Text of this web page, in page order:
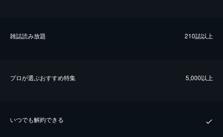
雑誌読み放題 210誌以上
プロが選ぶおすすめ特集 5,000以上
いつでも解約できる